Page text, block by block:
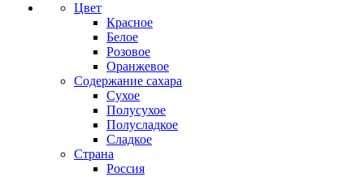
Цвет
Красное
Белое
Розовое
Оранжевое
Содержание сахара
Сухое
Полусухое
Полусладкое
Сладкое
Страна
Россия